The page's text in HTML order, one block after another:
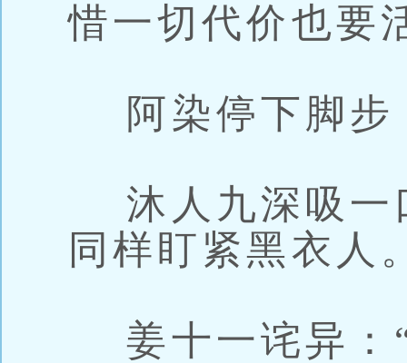
惜一切代价也要
阿染停下脚步
沐人九深吸一
同样盯紧黑衣人
姜十一诧异：